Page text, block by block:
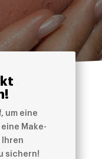
um eine
Make-
Ihren
sichern!